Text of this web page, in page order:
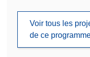
Voir tous les
de ce